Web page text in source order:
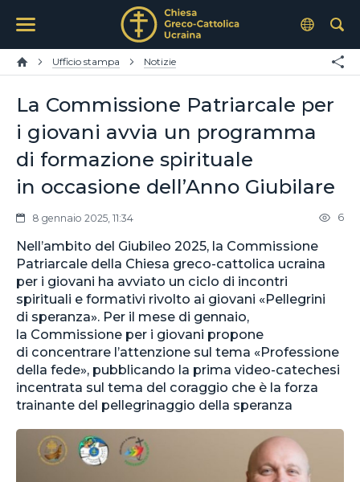
Ufficio stampa Notizie
La Commissione Patriarcale per
i giovani avvia un programma
di formazione spirituale
in occasione dell’Anno Giubilare
8 gennaio 2025, 11:34 6
Nell’ambito del Giubileo 2025, la Commissione
Patriarcale della Chiesa greco-cattolica ucraina
per i giovani ha avviato un ciclo di incontri
spirituali e formativi rivolto ai giovani «Pellegrini
di speranza». Per il mese di gennaio,
la Commissione per i giovani propone
di concentrare l’attenzione sul tema «Professione
della fede», pubblicando la prima video-catechesi
incentrata sul tema del coraggio che è la forza
trainante del pellegrinaggio della speranza